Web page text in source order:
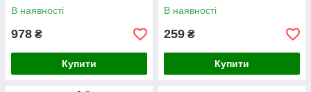
В наявності
978 ₴
Купити
В наявності
259 ₴
Купити